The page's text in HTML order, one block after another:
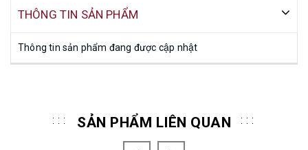
THÔNG TIN SẢN PHẨM
Thông tin sản phẩm đang được cập nhật
SẢN PHẨM LIÊN QUAN